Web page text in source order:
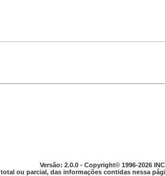
Versão: 2.0.0 - Copyright© 1996-2026
ou parcial, das informações contidas nessa